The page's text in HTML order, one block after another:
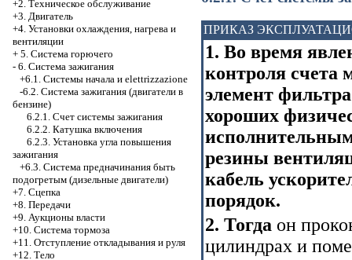
+2. Техническое обслуживание
+3. Двигатель
+4. Установки охлаждения, нагрева и
вентиляции
+ 5. Система горючего
- 6. Система зажигания
+6.1. Системы начала и elettrizzazione
-6.2. Система зажигания (двигатели в
бензине)
6.2.1. Счет системы зажигания
6.2.2. Катушка включения
6.2.3. Установка угла повышения
зажигания
+6.3. Система предначинания быть
подогретым (дизельные двигатели)
+7. Сцепка
+8. Передачи
+9. Аукционы власти
+10. Система тормоза
+11. Отступление откладывания и руля
+12. Тело
ПРИКАЗ
1. Во время
контроля
элемент
хороших
резины
кабель
порядок.
2. Тогда он
цилиндрах и